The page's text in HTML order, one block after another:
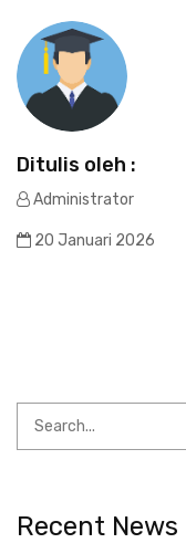
Ditulis oleh :
Administrator
20 Januari 2026
Recent News